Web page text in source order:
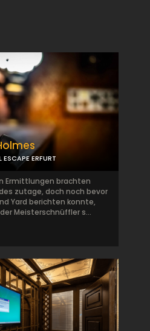
ESCAPE ERFURT
Ermittlungen brachten
zutage, doch noch bevor
Yard berichten konnte,
Meisterschnüffler s...